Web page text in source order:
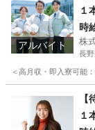
アルバイト
１
時
株
長
＜高月収・即入寮可
１